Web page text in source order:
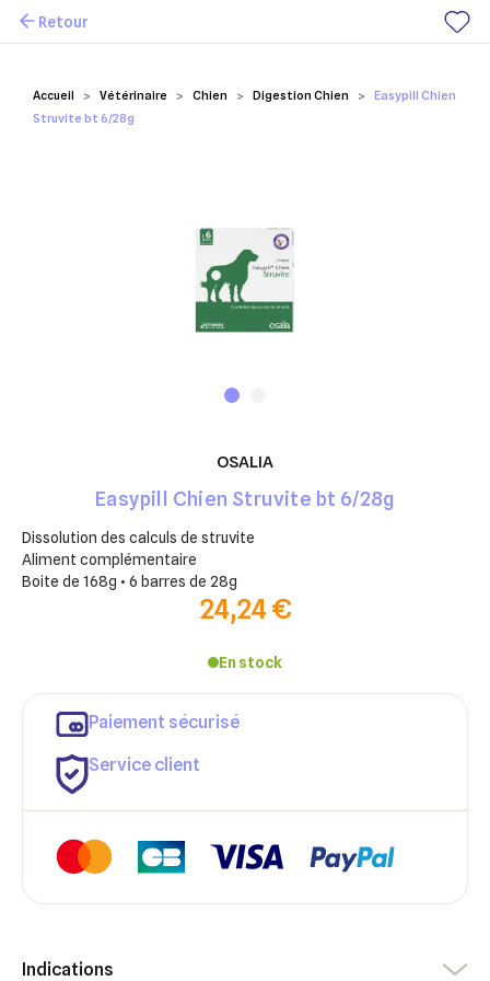
Mes favoris
Accueil Vétérinaire Chien Digestion Chien
Easypill Chien
Struvite bt 6/28g
Retour
OSALIA
Easypill Chien Struvite bt 6/28g
Dissolution des calculs de struvite
Aliment complémentaire
Boite de 168g • 6 barres de 28g
24,24 €
En stock
Paiement sécurisé
Service client
Indications
Créer une liste d'envies ×
Connexion ×